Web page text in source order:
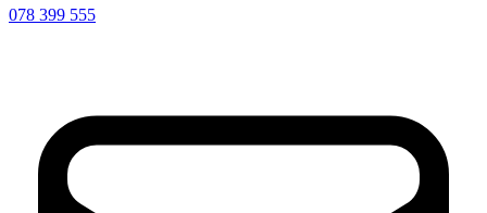
078 399 555